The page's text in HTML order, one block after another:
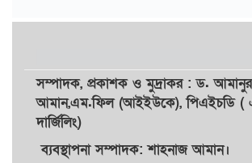
সম্পাদক, প্রকাশকওমুদ্রাকর: ড. আমানুর
আমান,এম.ফিল (আইইউকে), পিএইচডি (
দার্জিলিং)
ব্যবস্থাপনা সম্পাদক: শাহনাজ আমান।